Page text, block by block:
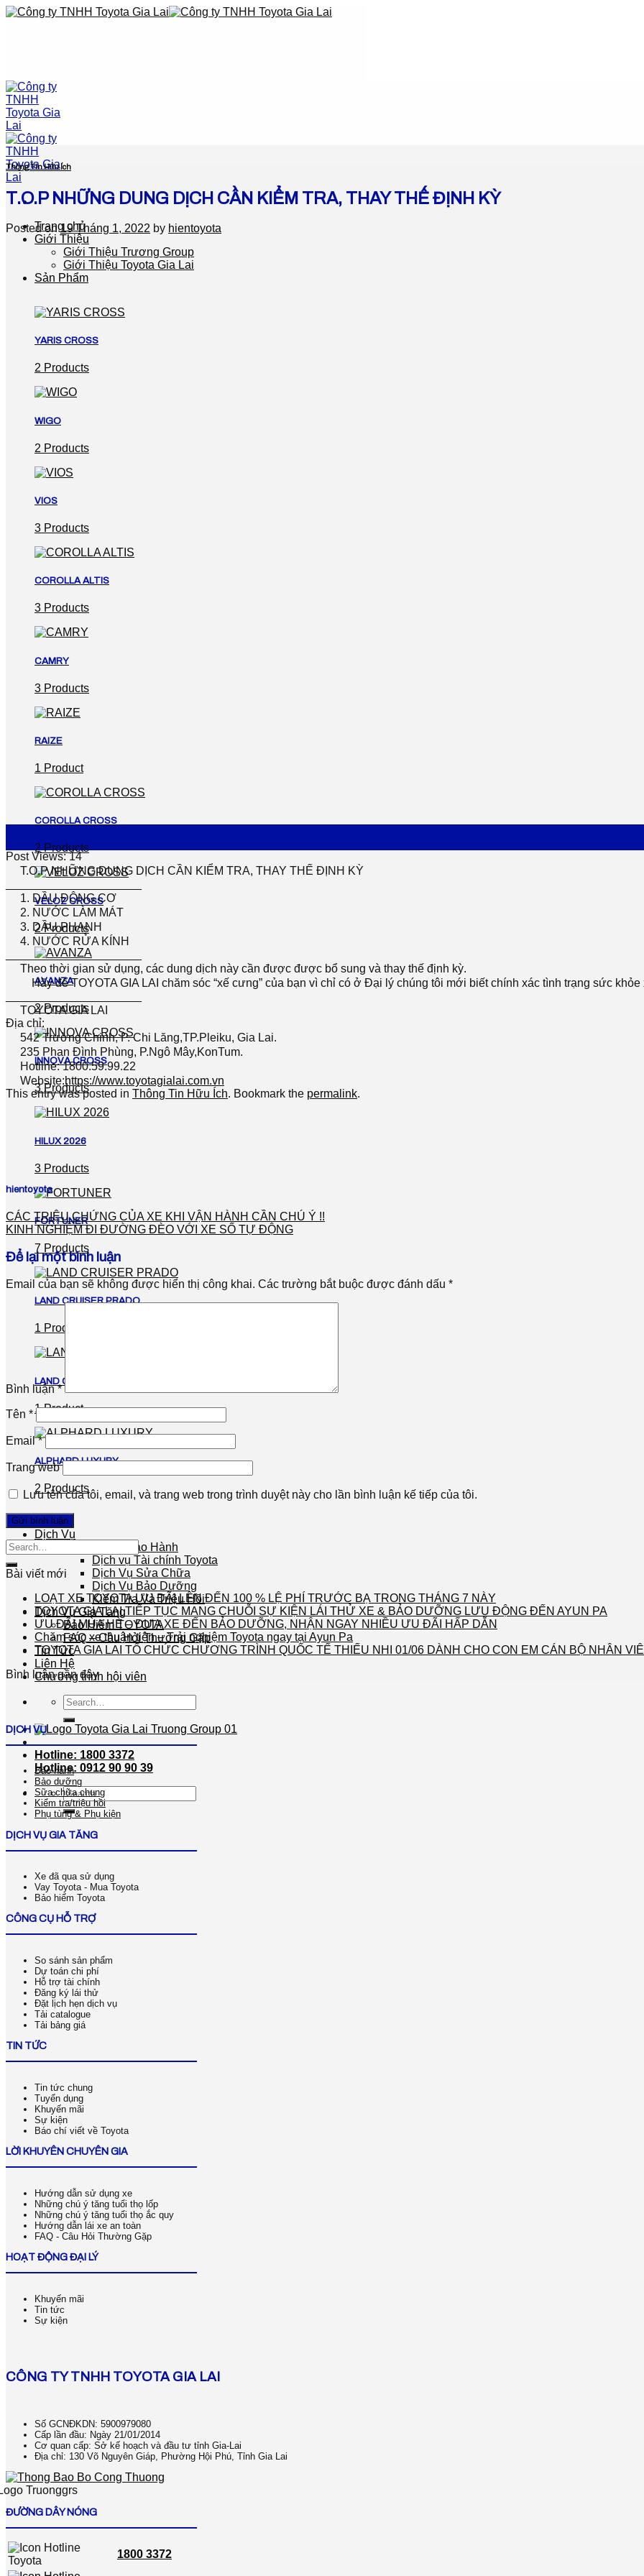
Skip
Trang chủ
Giới Thiệu
Giới Thiệu Trương Group
Giới Thiệu Toyota Gia Lai
Sản Phẩm
YARIS CROSS
2 Products
WIGO
2 Products
VIOS
3 Products
COROLLA ALTIS
3 Products
CAMRY
3 Products
RAIZE
1 Product
COROLLA CROSS
2 Products
VELOZ CROSS
2 Products
AVANZA
2 Products
INNOVA CROSS
3 Products
HILUX 2026
3 Products
FORTUNER
7 Products
LAND CRUISER PRADO
1 Product
LAND CRUISER
1 Product
ALPHARD LUXURY
2 Products
Dịch Vụ
Chính Sách Bảo Hành
Dịch vụ Tài chính Toyota
Dịch Vụ Sửa Chữa
Dịch Vụ Bảo Dưỡng
Kiểm Tra Và Triệu Hồi
Dịch Vụ Gia Tăng
Bảo Hiểm TOYOTA
FAQ – Câu Hỏi Thường Gặp
Tin Tức
Liên Hệ
Chương trình hội viên
Search
for:
Hotline: 1800 3372
Hotline: 0912 90 90 39
Search
for:
Thông Tin Hữu Ích
T.O.P NHỮNG DUNG DỊCH CẦN KIỂM TRA, THAY THẾ ĐỊNH KỲ
Posted on19 Tháng 1, 2022 by hientoyota
Post Views: 14
T.O.P NHỮNG DUNG DỊCH CẦN KIỂM TRA, THAY THẾ ĐỊNH KỲ
1. DẦU ĐỘNG CƠ
2. NƯỚC LÀM MÁT
3. DẦU PHANH
4. NƯỚC RỬA KÍNH
_____________________
Theo thời gian sử dụng, các dung dịch này cần được được bổ sung và thay thế định kỳ.
Hãy để TOYOTA GIA LAI chăm sóc “xế cưng” của bạn vì chỉ có ở Đại lý chúng tôi mới biết chính xác tình trạng sức khỏe
TOYOTA GIA LAI
Địa chỉ:
542 Trường Chinh, P. Chi Lăng,TP.Pleiku, Gia Lai.
235 Phan Đình Phùng, P.Ngô Mây,KonTum.
Hotline: 1800.59.99.22
Website:https://www.toyotagialai.com.vn
This entry was posted in Thông Tin Hữu Ích. Bookmark the permalink.
hientoyota
CÁC TRIỆU CHỨNG CỦA XE KHI VẬN HÀNH CẦN CHÚ Ý !!
KINH NGHIỆM ĐI ĐƯỜNG ĐÈO VỚI XE SỐ TỰ ĐỘNG
Để lại một bình luận
Email của bạn sẽ không được hiển thị công khai. Các trường bắt buộc được đánh dấu *
Bình luận*
Tên *
Email*
Trang web
Lưu tên của tôi, email, và trang web trong trình duyệt này cho lần bình luận kế tiếp của tôi.
Bài viết mới
LOẠT XE TOYOTA ƯU ĐÃI LÊN ĐẾN 100 % LỆ PHÍ TRƯỚC BẠ TRONG THÁNG 7 NÀY
TOYOTA GIA LAI TIẾP TỤC MANG CHUỖI SỰ KIỆN LÁI THỬ XE & BẢO DƯỠNG LƯU ĐỘNG ĐẾN AYUN PA
ƯU ĐÃI MÙA HÈ – ĐƯA XE ĐẾN BẢO DƯỠNG, NHẬN NGAY NHIỀU ƯU ĐÃI HẤP DẪN
Chăm sóc xe thuận tiện – Trải nghiệm Toyota ngay tại Ayun Pa
TOYOTA GIA LAI TỔ CHỨC CHƯƠNG TRÌNH QUỐC TẾ THIẾU NHI 01/06 DÀNH CHO CON EM CÁN BỘ NHÂN
Bình luận gần đây
DỊCH VỤ
Bảo hành
Bảo dưỡng
Sữa chữa chung
Kiểm tra/triệu hồi
Phụ tùng & Phụ kiện
DỊCH VỤ GIA TĂNG
Xe đã qua sử dụng
Vay Toyota - Mua Toyota
Bảo hiểm Toyota
CÔNG CỤ HỖ TRỢ
So sánh sản phẩm
Dự toán chi phí
Hỗ trợ tài chính
Đăng ký lái thử
Đặt lịch hẹn dịch vụ
Tải catalogue
Tải bảng giá
TIN TỨC
Tin tức chung
Tuyển dụng
Khuyến mãi
Sự kiện
Báo chí viết về Toyota
LỜI KHUYÊN CHUYÊN GIA
Hướng dẫn sử dụng xe
Những chú ý tăng tuổi thọ lốp
Những chú ý tăng tuổi thọ ắc quy
Hướng dẫn lái xe an toàn
FAQ - Câu Hỏi Thường Gặp
HOẠT ĐỘNG ĐẠI LÝ
Khuyến mãi
Tin tức
Sự kiện
CÔNG TY TNHH TOYOTA GIA LAI
Số GCNĐKDN: 5900979080
Cấp lần đầu: Ngày 21/01/2014
Cơ quan cấp: Sở kế hoạch và đầu tư tỉnh Gia-Lai
Địa chỉ: 130 Võ Nguyên Giáp, Phường Hội Phú, Tỉnh Gia Lai
ĐƯỜNG DÂY NÓNG
1800 3372